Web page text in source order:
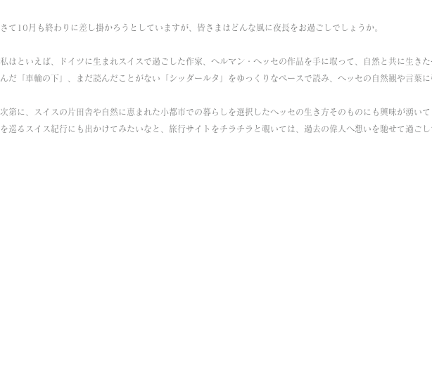
さて10月も終わりに差し掛かろうとしていますが、皆さまはどんな風に夜長をお過ごしでしょうか。
私はといえば、ドイツに生まれスイスで過ごした作家、ヘルマン・ヘッセの作品を手に取って、自然と共に生き
んだ「車輪の下」、まだ読んだことがない「シッダールタ」をゆっくりなペースで読み、ヘッセの自然観や言葉に
次第に、スイスの片田舎や自然に恵まれた小都市での暮らしを選択したヘッセの生き方そのものにも興味が湧い
を巡るスイス紀行にも出かけてみたいなと、旅行サイトをチラチラと覗いては、過去の偉人へ想いを馳せて過ごし